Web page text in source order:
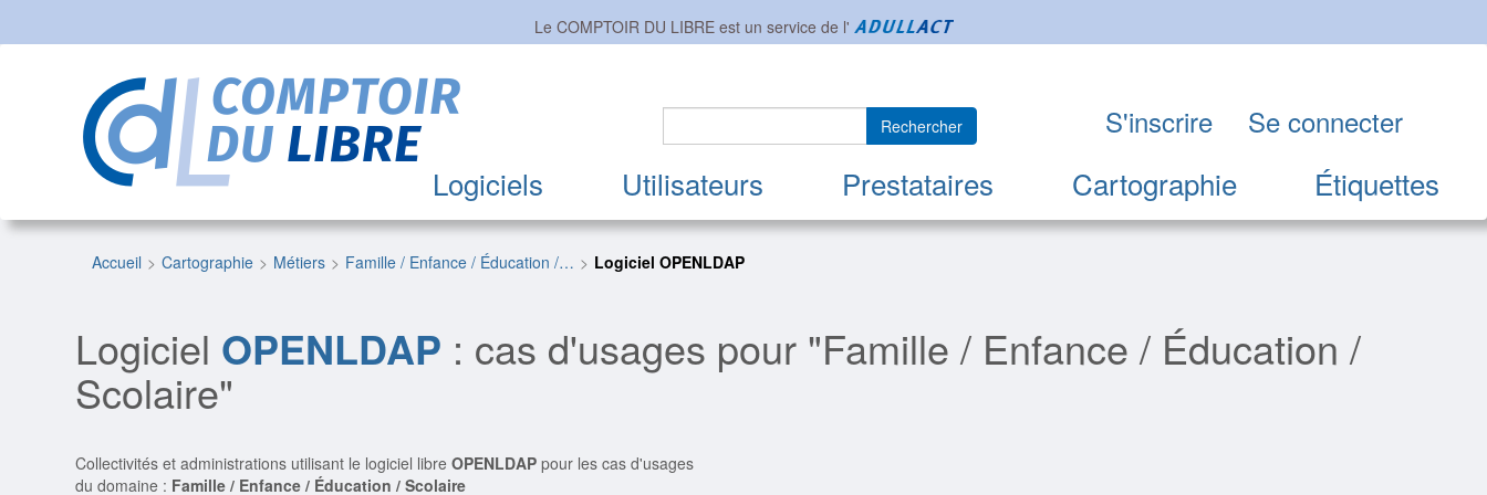
Le COMPTOIR DU LIBRE est un service de l'
Logiciels Utilisateurs Prestataires Cartographie Étiquettes
Rechercher S'inscrire Se connecter
Accueil Cartographie Métiers Famille / Enfance / Éducation /… Logiciel OPENLDAP
Logiciel OPENLDAP : cas d'usages pour "Famille / Enfance / Éducation /
Scolaire"
Collectivités et administrations utilisant le logiciel libreOPENLDAP pour les cas d'usages
du domaine : Famille / Enfance / Éducation / Scolaire